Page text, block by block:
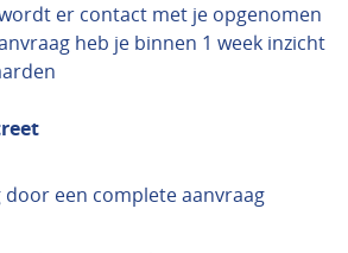
er contact met je opgenomen
heb je binnen 1 week inzicht
een complete aanvraag